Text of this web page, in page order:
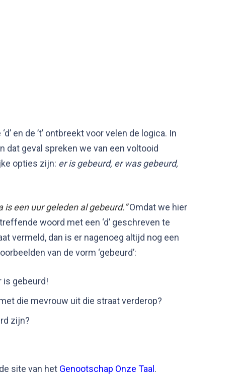
en de ’t’ ontbreekt voor velen de logica. In
dat geval spreken we van een voltooid
opties zijn: er is gebeurd, er was gebeurd,
is een uur geleden al gebeurd.”Omdat we hier
woord met een ‘d’ geschreven te
vermeld, dan is er nagenoeg altijd nog een
van de vorm ‘gebeurd’:
is gebeurd!
die mevrouw uit die straat verderop?
zijn?
site van het Genootschap Onze Taal .